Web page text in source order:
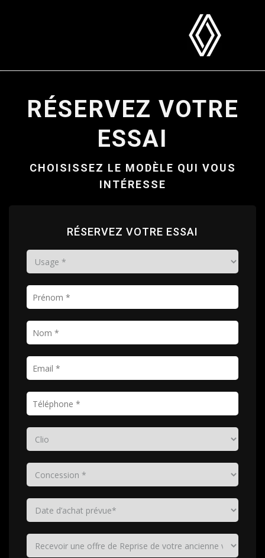
RÉSERVEZ VOTRE
ESSAI
CHOISISSEZ LE MODÈLE QUI VOUS
INTÉRESSE
RÉSERVEZ VOTRE ESSAI